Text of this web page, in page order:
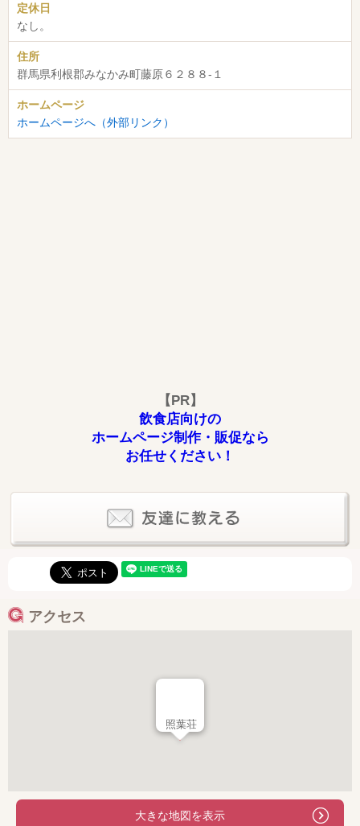
定休日
なし。
住所
群馬県利根郡みなかみ町藤原６２８８-１
ホームページ
ホームページへ（外部リンク）
【PR】
飲食店向けの
ホームページ制作・販促なら
お任せください！
アクセス
照葉荘
大きな地図を表示